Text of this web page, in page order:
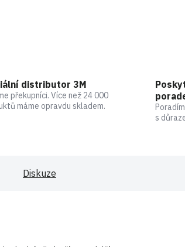
distributor 3M
překupníci. Více než 24 000
máme opravdu skladem.
s
Diskuze